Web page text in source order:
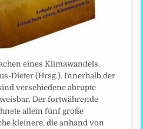
eines Klimawandels.
Dieter (Hrsg.). Innerhalb der
verschiedene abrupte
Der fortwährende
allein fünf große
kleinere, die anhand von